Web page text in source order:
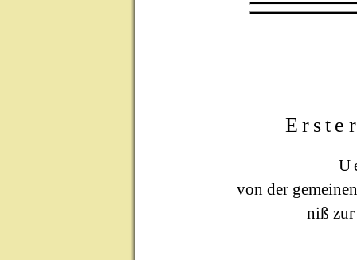
von der
niß